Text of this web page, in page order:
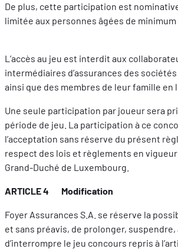
De plus, cette participation est
limitée aux personnes âgées de minimum
L’accès au jeu est interdit aux
intermédiaires d’assurances des
ainsi que des membres de leur famille en
Une seule participation par joueur sera
période de jeu. La participation à ce
l’acceptation sans réserve du présent
respect des lois et règlements en
Grand-Duché de Luxembourg.
ARTICLE 4 Modification
Foyer Assurances S.A. se réserve la
et sans préavis, de prolonger, suspendre,
d’interrompre le jeu concours repris à